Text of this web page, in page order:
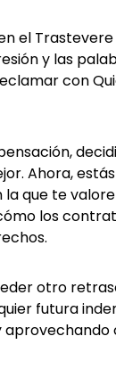
el
y las
con
Ahora,
que te
los
otro
futura